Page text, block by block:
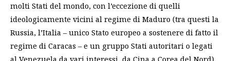
molti Stati del mondo, con l’eccezione di quelli
ideologicamente vicini al regime di Maduro (tra questi la
Russia, l’Italia – unico Stato europeo a sostenere di fatto il
regime di Caracas – e un gruppo Stati autoritari o legati